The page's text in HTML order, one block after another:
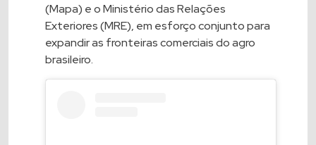
(Mapa) e o Ministério das Relações
Exteriores (MRE), em esforço conjunto para
expandir as fronteiras comerciais do agro
brasileiro.